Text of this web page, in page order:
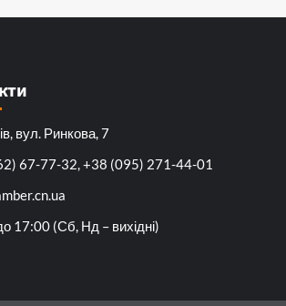
вул. Ринкова, 7
67-77-32, +38 (095) 271-44-01
17:00 (Сб, Нд – вихідні)